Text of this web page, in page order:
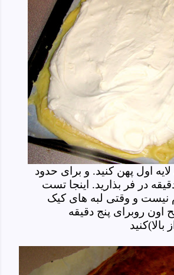
اول پهن کنید. و برای حدود
در فر بذارید. اینجا تست
نیست و وقتی لبه های کیک
روبرای پنج دقیقه
بالا)کنید